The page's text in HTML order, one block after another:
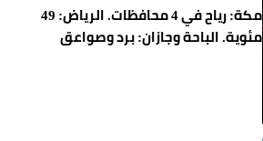
مكة: رياح في 4 محافظات. الرياض: 49
مئوية. الباحة وجازان: برد وصواعق